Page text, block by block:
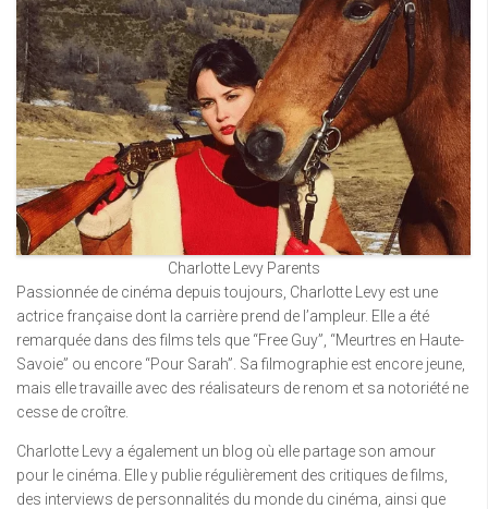
Charlotte Levy Parents
Passionnée de cinéma depuis toujours, Charlotte Levy est une
actrice française dont la carrière prend de l’ampleur. Elle a été
remarquée dans des films tels que “Free Guy”, “Meurtres en Haute-
Savoie” ou encore “Pour Sarah”. Sa filmographie est encore jeune,
mais elle travaille avec des réalisateurs de renom et sa notoriété ne
cesse de croître.
Charlotte Levy a également un blog où elle partage son amour
pour le cinéma. Elle y publie régulièrement des critiques de films,
des interviews de personnalités du monde du cinéma, ainsi que